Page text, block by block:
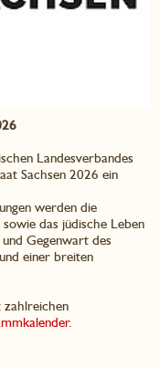
Landesverbandes
Sachsen 2026 ein
werden die
das jüdische Leben
Gegenwart des
einer breiten
zahlreichen
.